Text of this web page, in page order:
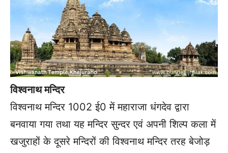
विश्वनाथ मन्दिर
विश्वनाथ मन्दिर 1002 ई0 में महाराजा धंगदेव द्वारा
बनवाया गया तथा यह मन्दिर सुन्दर एवं अपनी शिल्प कला में
खजुराहों के दूसरे मन्दिरों की विश्वनाथ मन्दिर तरह बेजोड़